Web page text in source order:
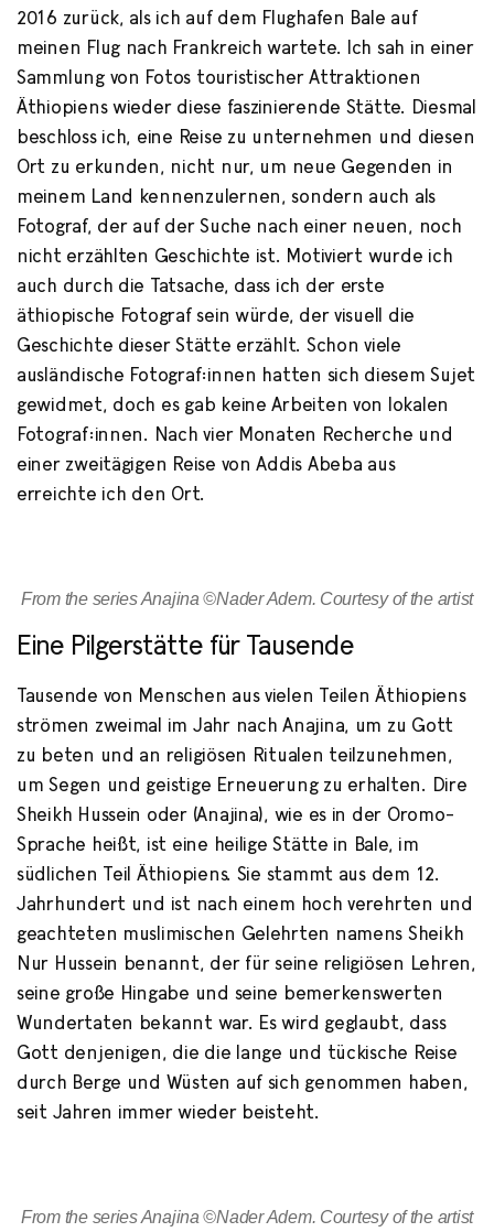
2016 zurück, als ich auf dem Flughafen Bale auf
meinen Flug nach Frankreich wartete. Ich sah in einer
Sammlung von Fotos touristischer Attraktionen
Äthiopiens wieder diese faszinierende Stätte. Diesmal
beschloss ich, eine Reise zu unternehmen und diesen
Ort zu erkunden, nicht nur, um neue Gegenden in
meinem Land kennenzulernen, sondern auch als
Fotograf, der auf der Suche nach einer neuen, noch
nicht erzählten Geschichte ist. Motiviert wurde ich
auch durch die Tatsache, dass ich der erste
äthiopische Fotograf sein würde, der visuell die
Geschichte dieser Stätte erzählt. Schon viele
ausländische Fotograf:innen hatten sich diesem Sujet
gewidmet, doch es gab keine Arbeiten von lokalen
Fotograf:innen. Nach vier Monaten Recherche und
einer zweitägigen Reise von Addis Abeba aus
erreichte ich den Ort.
From the series Anajina ©Nader Adem. Courtesy of the artist
Eine Pilgerstätte für Tausende
Tausende von Menschen aus vielen Teilen Äthiopiens
strömen zweimal im Jahr nach Anajina, um zu Gott
zu beten und an religiösen Ritualen teilzunehmen,
um Segen und geistige Erneuerung zu erhalten. Dire
Sheikh Hussein oder (Anajina), wie es in der Oromo-
Sprache heißt, ist eine heilige Stätte in Bale, im
südlichen Teil Äthiopiens. Sie stammt aus dem 12.
Jahrhundert und ist nach einem hoch verehrten und
geachteten muslimischen Gelehrten namens Sheikh
Nur Hussein benannt, der für seine religiösen Lehren,
seine große Hingabe und seine bemerkenswerten
Wundertaten bekannt war. Es wird geglaubt, dass
Gott denjenigen, die die lange und tückische Reise
durch Berge und Wüsten auf sich genommen haben,
seit Jahren immer wieder beisteht.
From the series Anajina ©Nader Adem. Courtesy of the artist